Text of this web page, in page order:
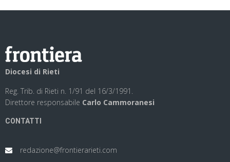
Diocesi di Rieti
Reg. Trib. di Rieti n. 1/91 del 16/3/1991.
Direttore responsabile Carlo Cammoranesi
CONTATTI
redazione@frontierarieti.com